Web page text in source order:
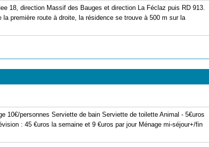
18, direction Massif des Bauges et direction La Féclaz puis RD 913.
la première route à droite, la résidence se trouve à 500 m sur la
10€/personnes Serviette de bain Serviette de toilette Animal - 5€uros
: 45 €uros la semaine et 9 €uros par jour Ménage mi-séjour+/fin